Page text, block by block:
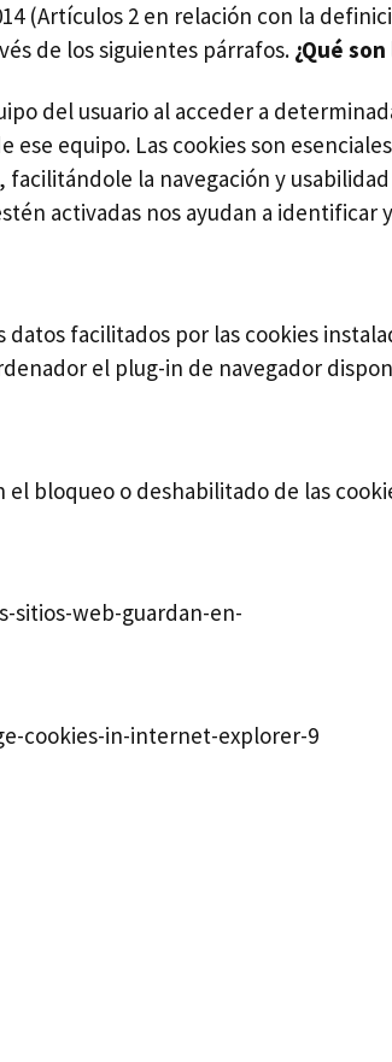
(Artículos 2 en relación con la
de los siguientes párrafos. ¿Qué
del usuario al acceder a
ese equipo. Las cookies son
la navegación y
activadas nos ayudan a identificar
facilitados por las cookies
el plug-in de navegador
bloqueo o deshabilitado de las
sitios-web-guardan-en-
cookies-in-internet-explorer-9